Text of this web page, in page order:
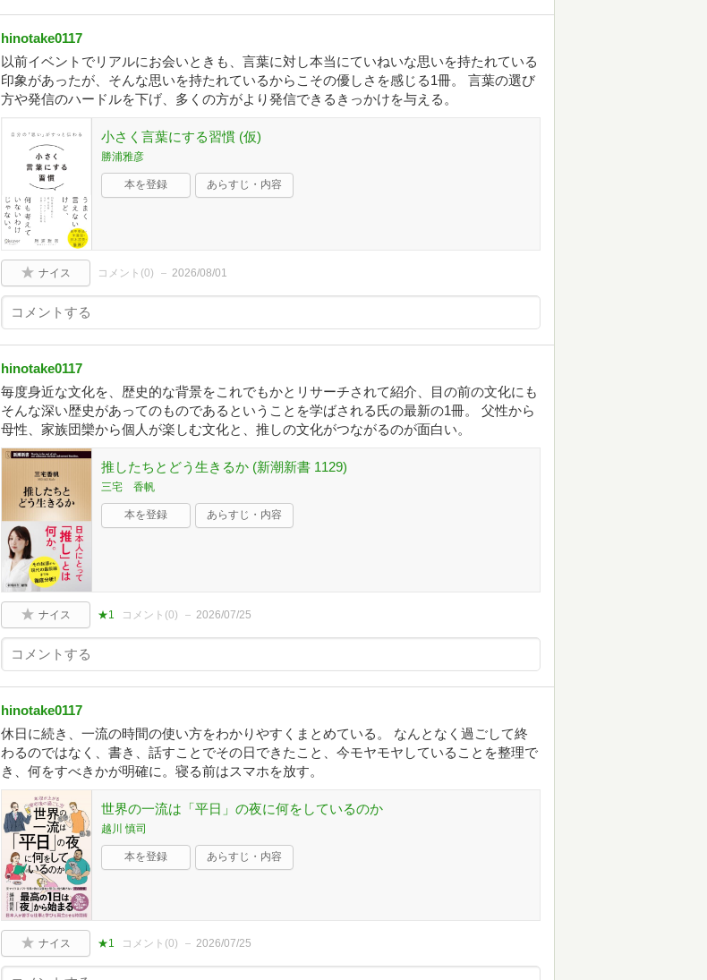
hinotake0117
以前イベントでリアルにお会いときも、言葉に対し本当にていねいな思いを持たれている
印象があったが、そんな思いを持たれているからこその優しさを感じる1冊。 言葉の選び
方や発信のハードルを下げ、多くの方がより発信できるきっかけを与える。
小さく言葉にする習慣 (仮)
勝浦雅彦
本を登録 あらすじ・内容
ナイス コメント(0) 2026/08/01
hinotake0117
毎度身近な文化を、歴史的な背景をこれでもかとリサーチされて紹介、目の前の文化にも
そんな深い歴史があってのものであるということを学ばされる氏の最新の1冊。 父性から
母性、家族団欒から個人が楽しむ文化と、推しの文化がつながるのが面白い。
推したちとどう生きるか (新潮新書 1129)
三宅 香帆
本を登録 あらすじ・内容
ナイス ★1 コメント(0) 2026/07/25
hinotake0117
休日に続き、一流の時間の使い方をわかりやすくまとめている。 なんとなく過ごして終
わるのではなく、書き、話すことでその日できたこと、今モヤモヤしていることを整理で
き、何をすべきかが明確に。寝る前はスマホを放す。
世界の一流は「平日」の夜に何をしているのか
越川 慎司
本を登録 あらすじ・内容
ナイス ★1 コメント(0) 2026/07/25